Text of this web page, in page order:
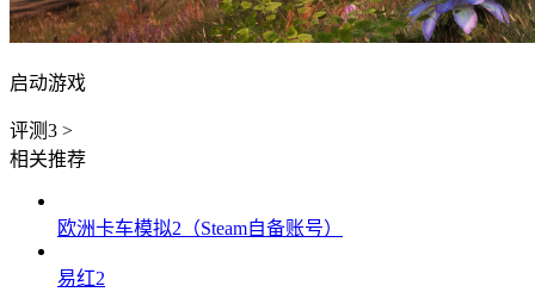
启动游戏
评测3 >
相关推荐
欧洲卡车模拟2（Steam自备账号）
易红2